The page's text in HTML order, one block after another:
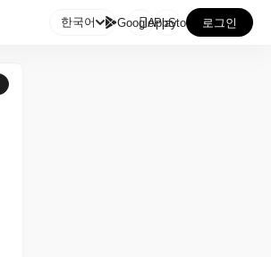
한국어 GooglePlay
AppStore 로그인